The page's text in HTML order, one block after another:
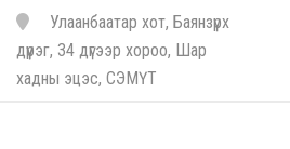
Улаанбаатар хот, Баянзүрх
дүүрэг, 34 дүгээр хороо, Шар
хадны эцэс, СЭМҮТ